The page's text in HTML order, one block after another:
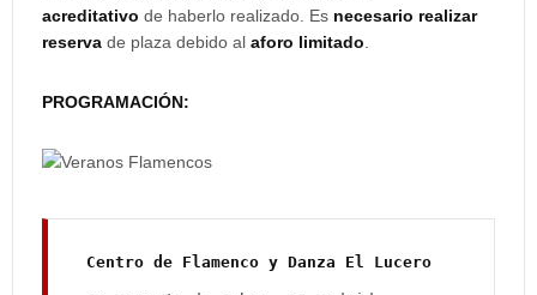
acreditativo de haberlo realizado. Es necesario realizar
reserva de plaza debido al aforo limitado
PROGRAMACIÓN: